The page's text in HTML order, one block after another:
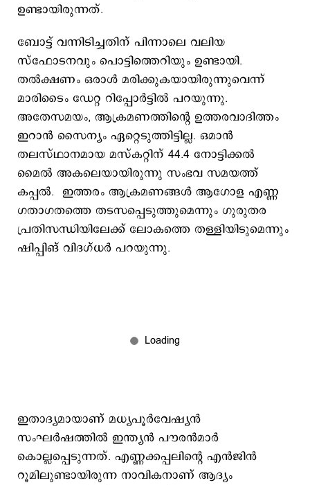
ഉണ്ടായിരുന്നത്.
ബോട്ട് വന്നിടിച്ചതിന് പിന്നാലെ വലിയ
സ്ഫോടനവും പൊട്ടിത്തെറിയും ഉണ്ടായി.
തല്‍ക്ഷണം ഒരാള്‍ മരിക്കുകയായിരുന്നുവെന്ന്
മാരിടൈം ഡേറ്റ റിപ്പോര്‍ട്ടില്‍ പറയുന്നു.
അതേസമയം, ആക്രമണത്തിന്‍റെ ഉത്തരവാദിത്തം
ഇറാന്‍ സൈന്യം ഏറ്റെടുത്തിട്ടില്ല. ഒമാന്‍
തലസ്ഥാനമായ മസ്കറ്റിന് 44.4 നോട്ടിക്കല്‍
മൈല്‍ അകലെയായിരുന്നു സംഭവ സമയത്ത്
കപ്പല്‍. ഇത്തരം ആക്രമണങ്ങള്‍ ആഗോള എണ്ണ
ഗതാഗതത്തെ തടസപ്പെടുത്തുമെന്നും ഗുരുതര
പ്രതിസന്ധിയിലേക്ക് ലോകത്തെ തള്ളിയിടുമെന്നും
ഷിപ്പിങ് വിദഗ്ധര്‍ പറയുന്നു.
ഇതാദ്യമായാണ് മധ്യപൂര്‍വേഷ്യന്‍
സംഘര്‍ഷത്തില്‍ ഇന്ത്യന്‍ പൗരന്‍മാര്‍
കൊല്ലപ്പെടുന്നത്. എണ്ണക്കപ്പലിന്‍റെ എന്‍ജിന്‍
റൂമിലുണ്ടായിരുന്ന നാവികനാണ് ആദ്യം